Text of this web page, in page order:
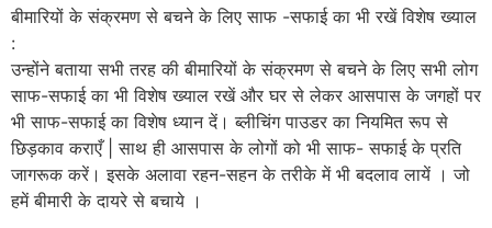
बीमारियों के संक्रमण से बचने के लिए साफ -सफाई का भी रखें विशेष ख्याल
:
उन्होंने बताया सभी तरह की बीमारियों के संक्रमण से बचने के लिए सभी लोग
साफ-सफाई का भी विशेष ख्याल रखें और घर से लेकर आसपास के जगहों पर
भी साफ-सफाई का विशेष ध्यान दें। ब्लीचिंग पाउडर का नियमित रूप से
छिड़काव कराएँ | साथ ही आसपास के लोगों को भी साफ- सफाई के प्रति
जागरूक करें। इसके अलावा रहन-सहन के तरीके में भी बदलाव लायें । जो
हमें बीमारी के दायरे से बचाये ।